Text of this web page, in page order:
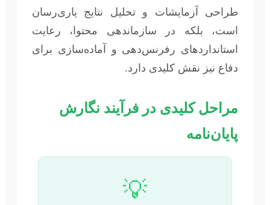
طراحی آزمایشات و تحلیل نتایج یاری‌رسان
است، بلکه در سازماندهی محتوا، رعایت
استانداردهای رفرنس‌دهی و آماده‌سازی برای
دفاع نیز نقش کلیدی دارد.
مراحل کلیدی در فرآیند نگارش
پایان‌نامه
💡